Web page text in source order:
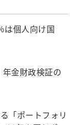
は個人向け国
金財政検証の
「ポートフォリ